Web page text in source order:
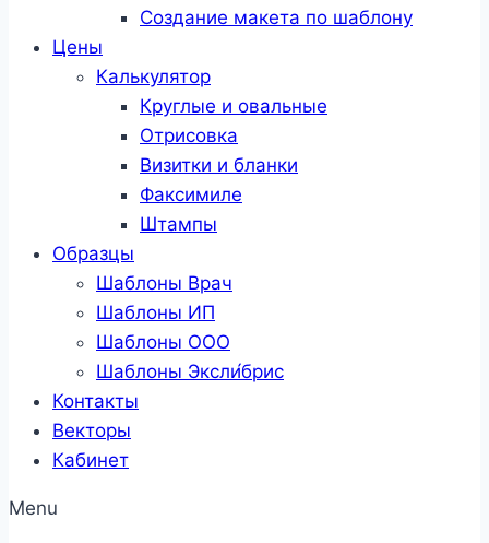
Создание макета по шаблону
Цены
Калькулятор
Круглые и овальные
Отрисовка
Визитки и бланки
Факсимиле
Штампы
Образцы
Шаблоны Врач
Шаблоны ИП
Шаблоны ООО
Шаблоны Эксли́брис
Контакты
Векторы
Кабинет
Menu